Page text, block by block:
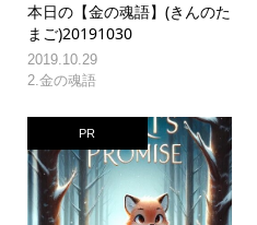
本日の【金の魂語】(きんのた
まご)20191030
2019.10.29
2.金の魂語
PR